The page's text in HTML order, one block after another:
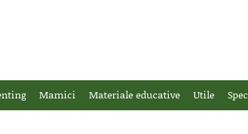
Mamici Materiale educative Utile